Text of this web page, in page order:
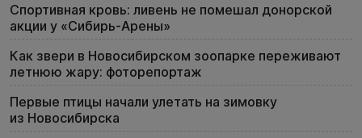
Спортивная кровь: ливень не помешал донорской
акции у «Сибирь-Арены»
Как звери в Новосибирском зоопарке переживают
летнюю жару: фоторепортаж
Первые птицы начали улетать на зимовку
из Новосибирска